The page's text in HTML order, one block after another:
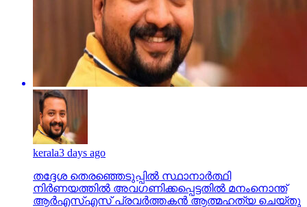
kerala3 days ago
തദ്ദേശ തെരഞ്ഞെടുപ്പില്‍ സ്ഥാനാര്‍ത്ഥി
നിര്‍ണയത്തില്‍ അവഗണിക്കപ്പെട്ടതില്‍ മനംനൊന്ത്
ആര്‍എസ്എസ് പ്രവര്‍ത്തകന്‍ ആത്മഹത്യ ചെയ്തു